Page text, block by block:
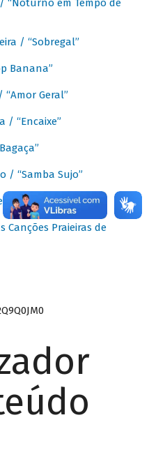
“Noturno em Tempo de
/ “Sobregal”
Banana”
Geral”
/ “Encaixe”
/ “Samba Sujo”
Pandeiro”
Canções Praieiras de